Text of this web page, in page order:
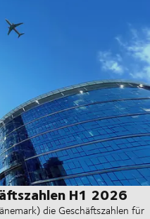
H1 2026
die Geschäftszahlen für